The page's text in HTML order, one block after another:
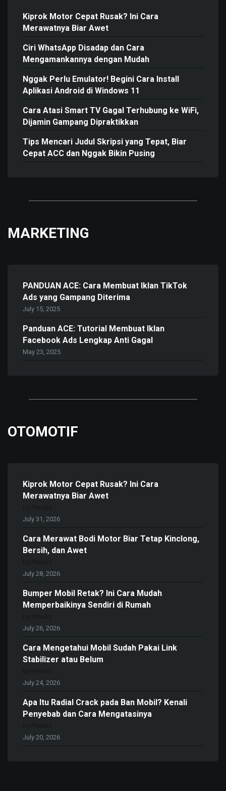
Kiprok Motor Cepat Rusak? Ini Cara
Merawatnya Biar Awet
Ciri WhatsApp Disadap dan Cara
Mengamankannya dengan Mudah
Nggak Perlu Emulator! Begini Cara Install
Aplikasi Android di Windows 11
Cara Atasi Smart TV Gagal Terhubung ke WiFi,
Dijamin Gampang Dipraktikkan
Tips Mencari Judul Skripsi yang Tepat, Biar
Cepat ACC dan Nggak Bikin Pusing
MARKETING
PANDUAN ACE: Cara Membuat Iklan TikTok
Ads yang Gampang Diterima
July 15, 2025
Panduan ACE: Tutorial Membuat Iklan
Facebook Ads Lengkap Anti Gagal
May 23, 2025
OTOMOTIF
Kiprok Motor Cepat Rusak? Ini Cara
Merawatnya Biar Awet
July 31, 2026
Cara Merawat Bodi Motor Biar Tetap Kinclong,
Bersih, dan Awet
July 28, 2026
Bumper Mobil Retak? Ini Cara Mudah
Memperbaikinya Sendiri di Rumah
July 26, 2026
Cara Mengetahui Mobil Sudah Pakai Link
Stabilizer atau Belum
July 24, 2026
Apa Itu Radial Crack pada Ban Mobil? Kenali
Penyebab dan Cara Mengatasinya
July 20, 2026